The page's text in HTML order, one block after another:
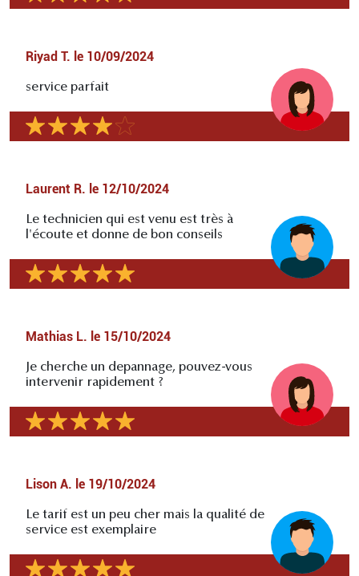
Riyad T. le 10/09/2024
service parfait
Laurent R. le 12/10/2024
Le technicien qui est venu est très à
l'écoute et donne de bon conseils
Mathias L. le 15/10/2024
Je cherche un depannage, pouvez-vous
intervenir rapidement ?
Lison A. le 19/10/2024
Le tarif est un peu cher mais la qualité de
service est exemplaire